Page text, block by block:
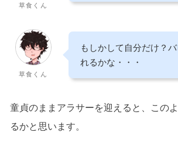
草食くん
草食くん
もしかして自分だけ？
れるかな・・・
童貞のままアラサーを迎えると、この
るかと思います。